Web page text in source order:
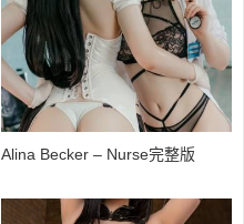
Alina Becker – Nurse完整版